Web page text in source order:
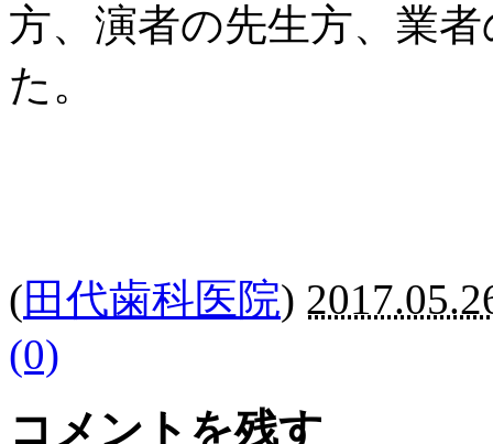
方、演者の先生方、業
た。
(田代歯科医院)
(0)
コメントを残す